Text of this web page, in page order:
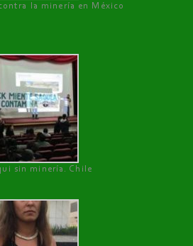
la minería en México
sin minería. Chile